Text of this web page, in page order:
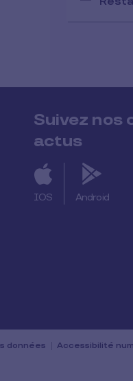
Suivez nos
actus
IOS Android
données Accessibilité